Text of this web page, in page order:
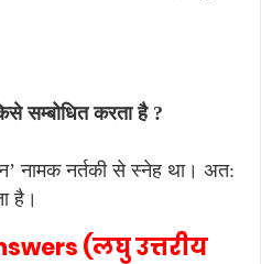
सम्बोधित करता है ?
नामक नर्तकी से स्नेह था। अत:
है।
(लघु उत्तरीय